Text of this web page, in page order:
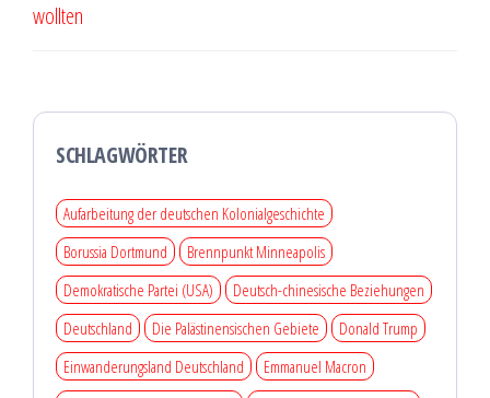
wollten
SCHLAGWÖRTER
Aufarbeitung der deutschen Kolonialgeschichte
Borussia Dortmund
Brennpunkt Minneapolis
Demokratische Partei (USA)
Deutsch-chinesische Beziehungen
Deutschland
Die Palästinensischen Gebiete
Donald Trump
Einwanderungsland Deutschland
Emmanuel Macron